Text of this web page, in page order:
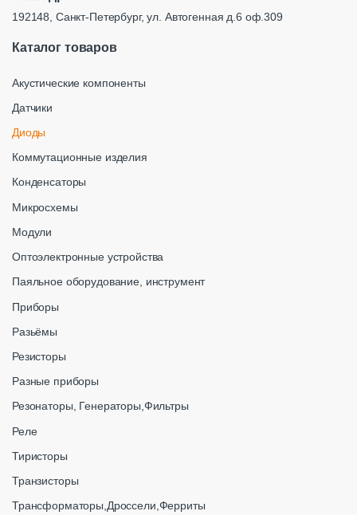
192148, Санкт-Петербург, ул. Автогенная д.6 оф.309
Каталог товаров
Акустические компоненты
Датчики
Диоды
Коммутационные изделия
Конденсаторы
Микросхемы
Модули
Оптоэлектронные устройства
Паяльное оборудование, инструмент
Приборы
Разьёмы
Резисторы
Разные приборы
Резонаторы, Генераторы,Фильтры
Реле
Тиристоры
Транзисторы
Трансформаторы,Дроссели,Ферриты